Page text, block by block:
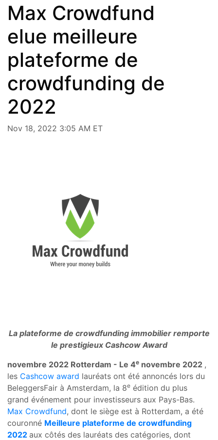
Max Crowdfund
elue meilleure
plateforme de
crowdfunding de
2022
Nov 18, 2022 3:05 AM ET
La plateforme de crowdfunding immobilier remporte
le prestigieux Cashcow Award
novembre 2022 Rotterdam - Le 4e novembre 2022 ,
les Cashcow award lauréats ont été annoncés lors du
BeleggersFair à Amsterdam, la 8e édition du plus
grand événement pour investisseurs aux Pays-Bas.
Max Crowdfund, dont le siège est à Rotterdam, a été
couronné Meilleure plateforme de crowdfunding
2022 aux côtés des lauréats des catégories, dont